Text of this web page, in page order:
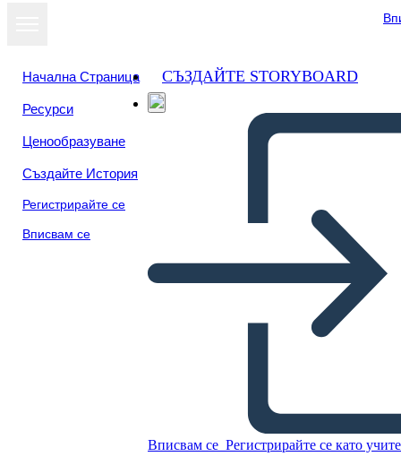
Начална Страница
Ресурси
Ценообразуване
Създайте История
Регистрирайте се
Вписвам се
СЪЗДАЙТЕ STORYBOARD
Вписвам се Регистрирайте се като
Копирайте този Storyboard
СЪЗДАЙТЕ СЦЕНАРИЙ